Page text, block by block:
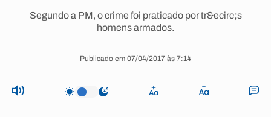
Segundo a PM, o crime foi praticado por tr&ecirc;s
homens armados.
Publicado em 07/04/2017 às 7:14